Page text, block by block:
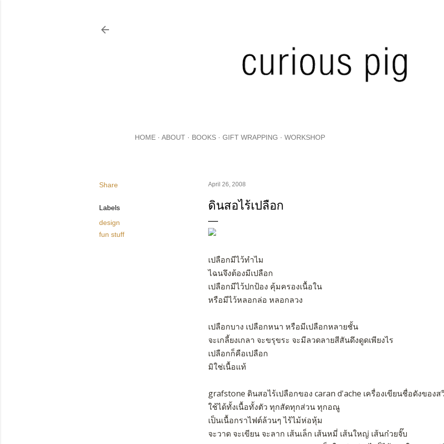
HOME ABOUT BOOKS GIFT WRAPPING WORKSHOP
Share
Labels
design
fun stuff
April 26, 2008
ดินสอไร้เปลือก
เปลือกมีไว้ทำไม
ไฉนจึงต้องมีเปลือก
เปลือกมีไว้ปกป้อง คุ้มครองเนื้อใน
หรือมีไว้หลอกล่อ หลอกลวง
เปลือกบาง เปลือกหนา หรือมีเปลือกหลายชั้น
จะเกลี้ยงเกลา จะขรุขระ จะมีลวดลายสีสันดึงดูดเพียงไร
เปลือกก็คือเปลือก
มิใช่เนื้อแท้
grafstone ดินสอไร้เปลือกของ caran d'ache เครื่องเขียนชื่อดังของส
ใช้ได้ทั้งเนื้อทั้งตัว ทุกสัดทุกส่วน ทุกอณู
เป็นเนื้อกราไฟต์ล้วนๆ ไร้ไม้ห่อหุ้ม
จะวาด จะเขียน จะลาก เส้นเล็ก เส้นหมี่ เส้นใหญ่ เส้นก๋วยจั๊บ